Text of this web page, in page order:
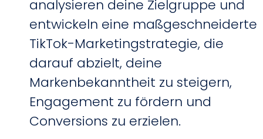
analysieren deine Zielgruppe und
entwickeln eine maßgeschneiderte
TikTok-Marketingstrategie, die
darauf abzielt, deine
Markenbekanntheit zu steigern,
Engagement zu fördern und
Conversions zu erzielen.